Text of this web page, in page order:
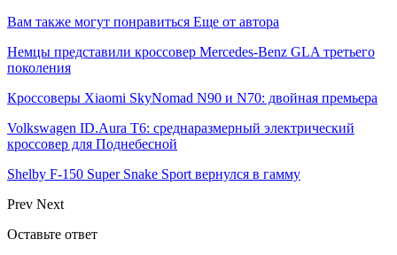
Вам также могут понравиться Еще от автора
Немцы представили кроссовер Mercedes-Benz GLA третьего
поколения
Кроссоверы Xiaomi SkyNomad N90 и N70: двойная премьера
Volkswagen ID.Aura T6: среднаразмерный электрический
кроссовер для Поднебесной
Shelby F-150 Super Snake Sport вернулся в гамму
Prev Next
Оставьте ответ